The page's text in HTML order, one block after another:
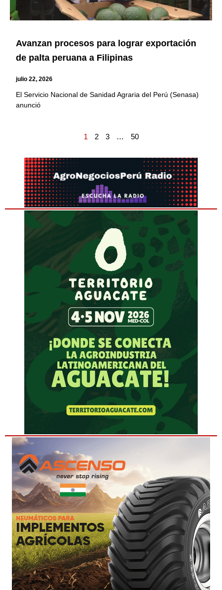
Avanzan procesos para lograr exportación
de palta peruana a Filipinas
julio 22, 2026
El Servicio Nacional de Sanidad Agraria del Perú (Senasa)
anunció
1 2 3 … 50